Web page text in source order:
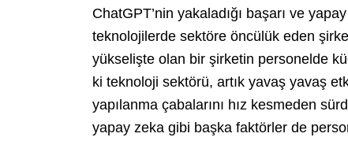
ChatGPT’nin yakaladığı başarı ve
teknolojilerde sektöre öncülük eden
yükselişte olan bir şirketin personelde
ki teknoloji sektörü, artık yavaş yavaş
yapılanma çabalarını hız kesmeden
yapay zeka gibi başka faktörler de